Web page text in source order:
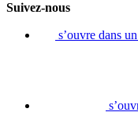
Suivez-nous
s’ouvre dans